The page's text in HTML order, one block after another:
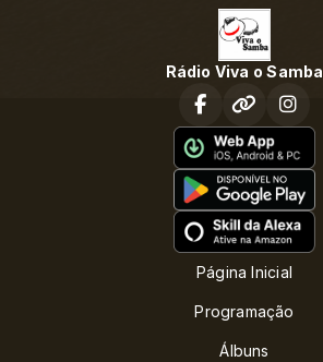
Rádio Viva o Samba
Página Inicial
Programação
Álbuns